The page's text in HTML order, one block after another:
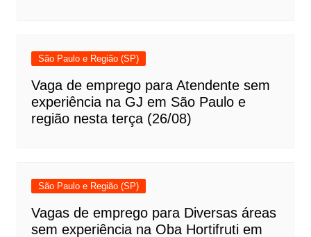
São Paulo e Região (SP)
Vaga de emprego para Atendente sem
experiência na GJ em São Paulo e
região nesta terça (26/08)
São Paulo e Região (SP)
Vagas de emprego para Diversas áreas
sem experiência na Oba Hortifruti em